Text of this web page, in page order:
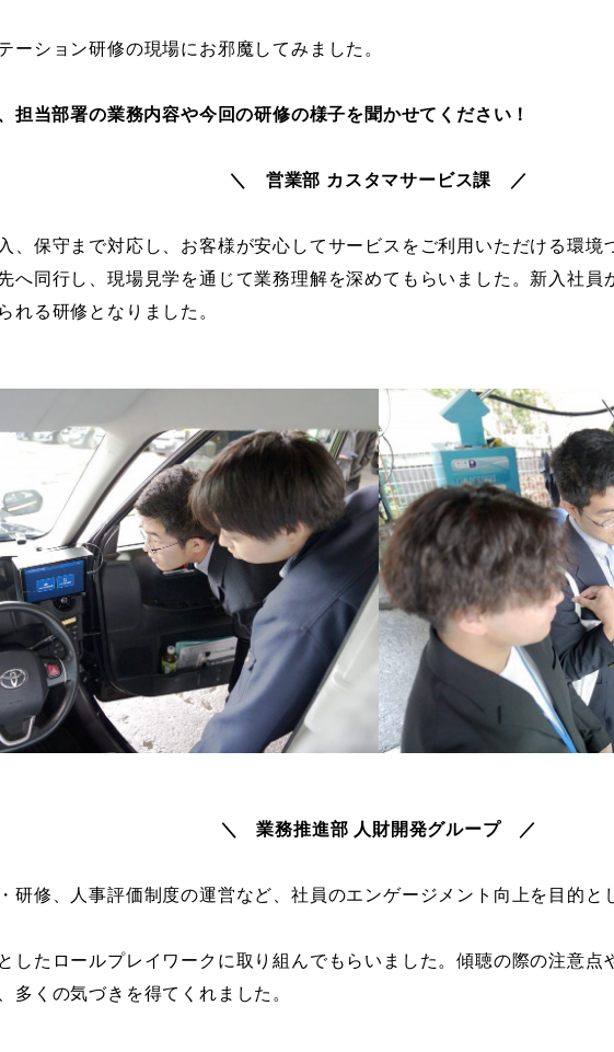
ーション研修の現場にお邪魔してみました。
担当部署の業務内容や今回の研修の様子を聞かせてください！
＼ 営業部 カスタマサービス課 ／
、保守まで対応し、お客様が安心してサービスをご利用いただける環境
へ同行し、現場見学を通じて業務理解を深めてもらいました。新入社員
れる研修となりました。
＼ 業務推進部 人財開発グループ ／
研修、人事評価制度の運営など、社員のエンゲージメント向上を目的と
したロールプレイワークに取り組んでもらいました。傾聴の際の注意点
多くの気づきを得てくれました。